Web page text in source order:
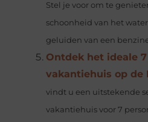
Stel je voor om te
schoonheid van het
geluiden van een
Ontdek het ideale
vakantiehuis op de
vindt u een uitstekende
vakantiehuis voor 7